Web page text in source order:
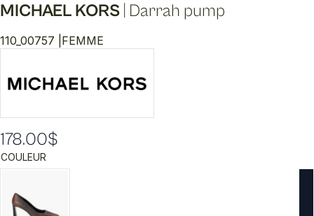
MICHAEL KORS Darrah pump
110_00757 | FEMME
178.00$
COULEUR